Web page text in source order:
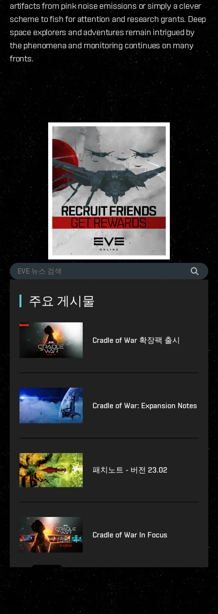
artifacts from pink noise emissions or simply a clever
scheme to fish for attention and research grants. Deep
space explorers and adventures remain intrigued by
the phenomena and monitoring continues on many
fronts.
주요 게시물
Cradle of War 확장팩 출시
Cradle of War: Expansion Notes
패치노트 - 버전 23.02
Cradle of War In Focus